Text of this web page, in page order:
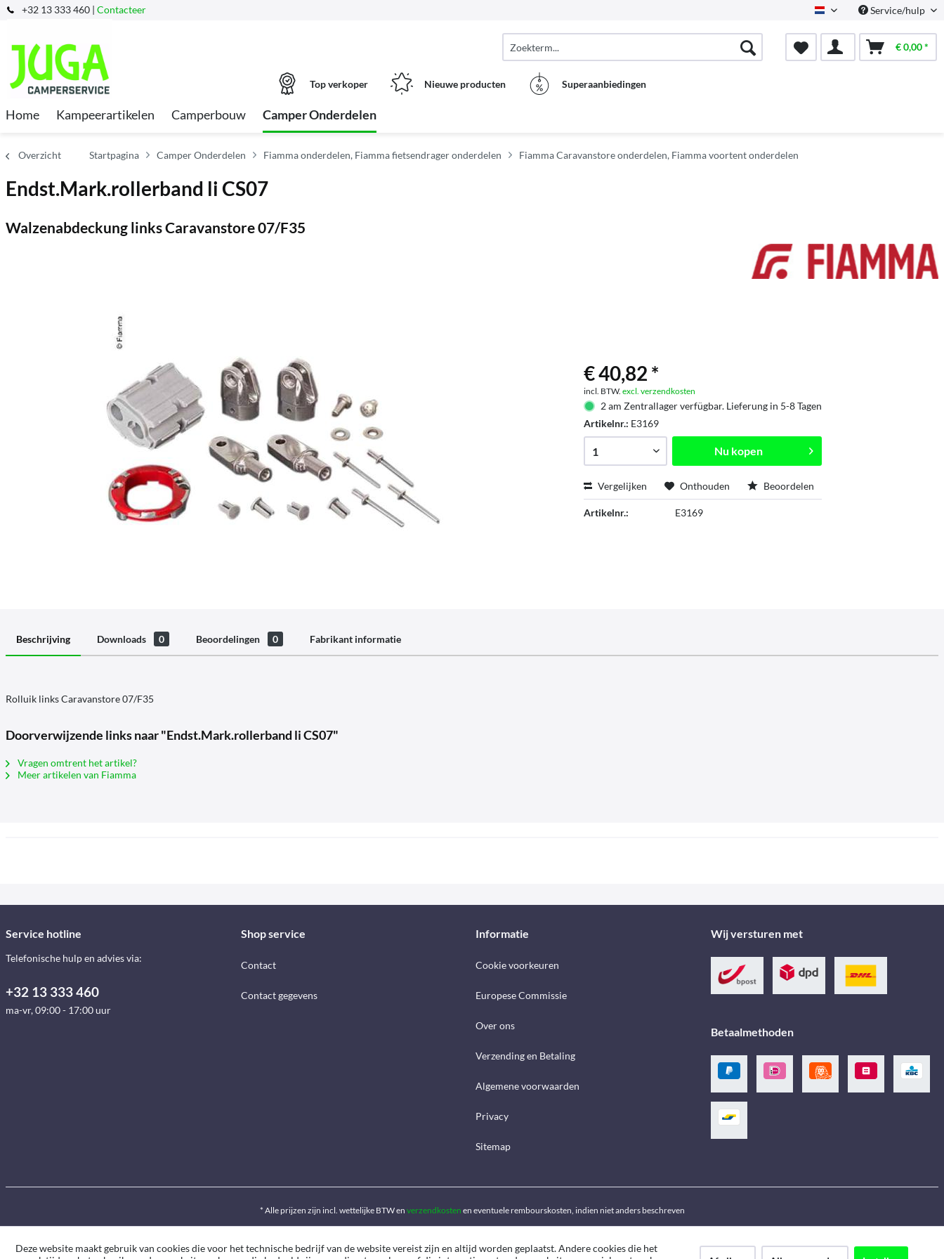
+32 13 333 460 | Contacteer Dutch Service/hulp
€ 0,00 *
Top verkoper Nieuwe producten Superaanbiedingen
Home Kampeerartikelen Camperbouw Camper Onderdelen
Overzicht Startpagina Camper Onderdelen Fiamma onderdelen, Fiamma fietsendrager onderdelen Fiamma Caravanstore onderdelen, Fiamma voortent onderdelen
Endst.Mark.rollerband li CS07
Walzenabdeckung links Caravanstore 07/F35
€ 40,82 *
incl. BTW.excl. verzendkosten
2 am Zentrallager verfügbar. Lieferung in 5-8 Tagen
Artikelnr.: E3169
Nu kopen
Vergelijken Onthouden Beoordelen
Artikelnr.: E3169
Beschrijving Downloads 0 Beoordelingen 0 Fabrikant informatie
Rolluik links Caravanstore 07/F35
Doorverwijzende links naar "Endst.Mark.rollerband li CS07"
Vragen omtrent het artikel?
Meer artikelen van Fiamma
Service hotline
Telefonische hulp en advies via:
+32 13 333 460
ma-vr, 09:00 - 17:00 uur
Shop service
Contact
Contact gegevens
Informatie
Cookie voorkeuren
Europese Commissie
Over ons
Verzending en Betaling
Algemene voorwaarden
Privacy
Sitemap
Wij versturen met
Betaalmethoden
* Alle prijzen zijn incl. wettelijke BTW en verzendkosten en eventuele rembourskosten, indien niet anders beschreven
Deze website maakt gebruik van cookies die voor het technische bedrijf van de website vereist zijn en altijd worden geplaatst. Andere cookies die het